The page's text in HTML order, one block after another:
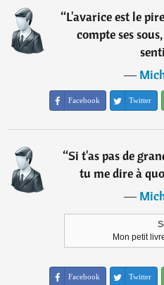
“L'avarice est le
compte ses
―
Facebook Twitter
“Si t'as pas de
tu me dire à
―
Mon petit
Facebook Twitter